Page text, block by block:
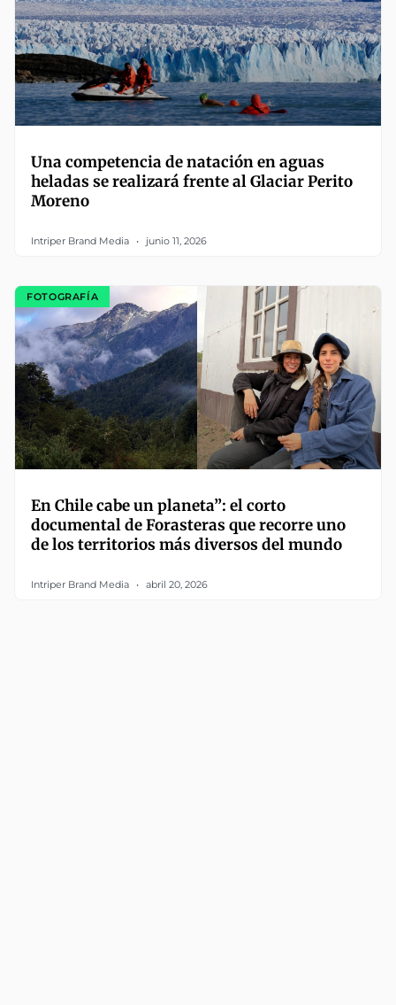
Una competencia de natación en aguas
heladas se realizará frente al Glaciar Perito
Moreno
Intriper Brand Media junio 11, 2026
FOTOGRAFÍA
En Chile cabe un planeta”: el corto
documental de Forasteras que recorre uno
de los territorios más diversos del mundo
Intriper Brand Media abril 20, 2026